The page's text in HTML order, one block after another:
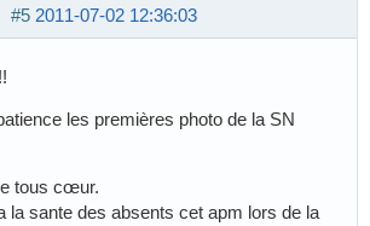
#5 2011-07-02 12:36:03
les premières photo de la SN
tous cœur.
la sante des absents cet apm lors de la